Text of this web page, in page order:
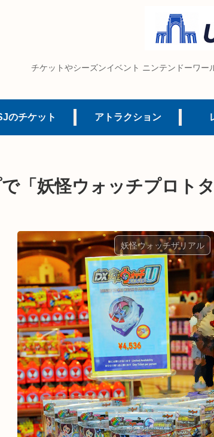
チケットやシーズンイベント ニンテンドーワ
のチケット アトラクション
「妖怪ウォッチプロト
妖怪ウォッチザリアル